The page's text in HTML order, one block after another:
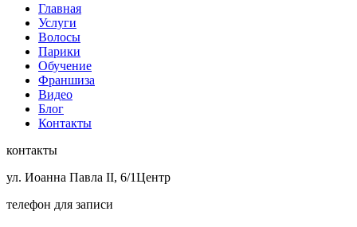
Главная
Услуги
Волосы
Парики
Обучение
Франшиза
Видео
Блог
Контакты
контакты
ул. Иоанна Павла II, 6/1Центр
телефон для записи